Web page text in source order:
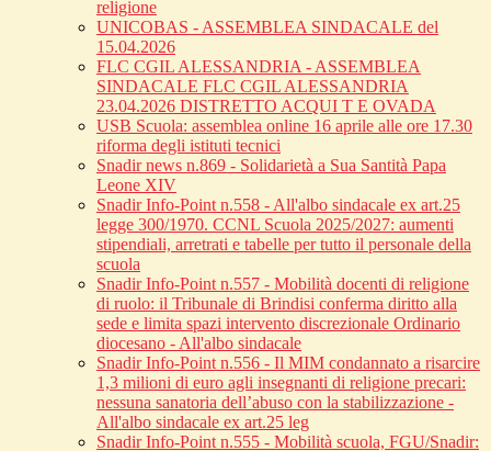
religione
UNICOBAS - ASSEMBLEA SINDACALE del
15.04.2026
FLC CGIL ALESSANDRIA - ASSEMBLEA
SINDACALE FLC CGIL ALESSANDRIA
23.04.2026 DISTRETTO ACQUI T E OVADA
USB Scuola: assemblea online 16 aprile alle ore 17.30
riforma degli istituti tecnici
Snadir news n.869 - Solidarietà a Sua Santità Papa
Leone XIV
Snadir Info-Point n.558 - All'albo sindacale ex art.25
legge 300/1970. CCNL Scuola 2025/2027: aumenti
stipendiali, arretrati e tabelle per tutto il personale della
scuola
Snadir Info-Point n.557 - Mobilità docenti di religione
di ruolo: il Tribunale di Brindisi conferma diritto alla
sede e limita spazi intervento discrezionale Ordinario
diocesano - All'albo sindacale
Snadir Info-Point n.556 - Il MIM condannato a risarcire
1,3 milioni di euro agli insegnanti di religione precari:
nessuna sanatoria dell’abuso con la stabilizzazione -
All'albo sindacale ex art.25 leg
Snadir Info-Point n.555 - Mobilità scuola, FGU/Snadir: